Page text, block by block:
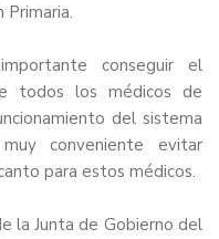
conseguir el
todos los médicos de
del sistema
conveniente evitar
para estos médicos.
la Junta de Gobierno del